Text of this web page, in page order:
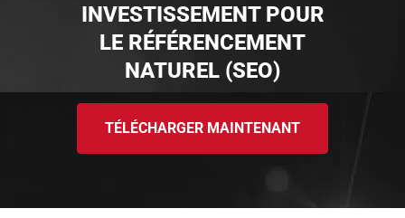
INVESTISSEMENT POUR
LE RÉFÉRENCEMENT
NATUREL (SEO)
TÉLÉCHARGER MAINTENANT